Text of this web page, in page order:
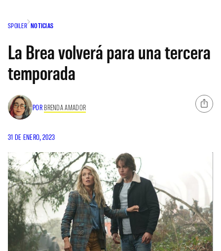
SPOILER NOTICIAS
La Brea volverá para una tercera
temporada
POR BRENDA AMADOR
31 DE ENERO, 2023